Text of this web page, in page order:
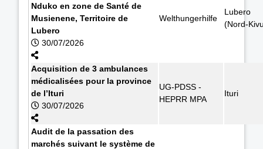
Nduko en zone de Santé de
Musienene, Territoire de
Lubero
30/07/2026
Welthungerhilfe
Lubero
(Nord-
Acquisition de 3 ambulances
médicalisées pour la province
de l’Ituri
30/07/2026
UG-PDSS -
HEPRR MPA
Ituri
Audit de la passation des
marchés suivant le système de